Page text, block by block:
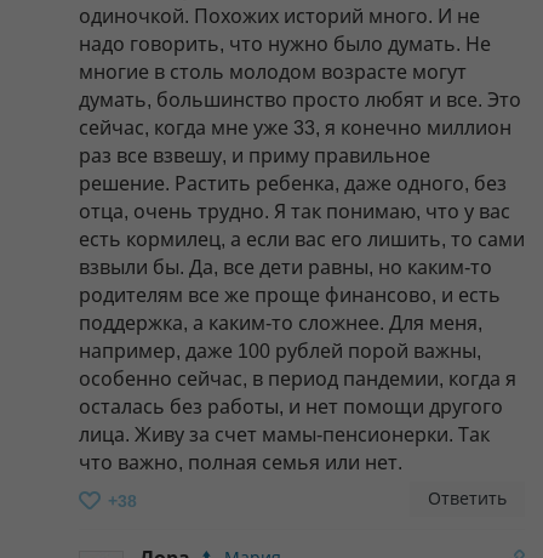
одиночкой. Похожих историй много. И не
надо говорить, что нужно было думать. Не
многие в столь молодом возрасте могут
думать, большинство просто любят и все. Это
сейчас, когда мне уже 33, я конечно миллион
раз все взвешу, и приму правильное
решение. Растить ребенка, даже одного, без
отца, очень трудно. Я так понимаю, что у вас
есть кормилец, а если вас его лишить, то сами
взвыли бы. Да, все дети равны, но каким-то
родителям все же проще финансово, и есть
поддержка, а каким-то сложнее. Для меня,
например, даже 100 рублей порой важны,
особенно сейчас, в период пандемии, когда я
осталась без работы, и нет помощи другого
лица. Живу за счет мамы-пенсионерки. Так
что важно, полная семья или нет.
+38 Ответить